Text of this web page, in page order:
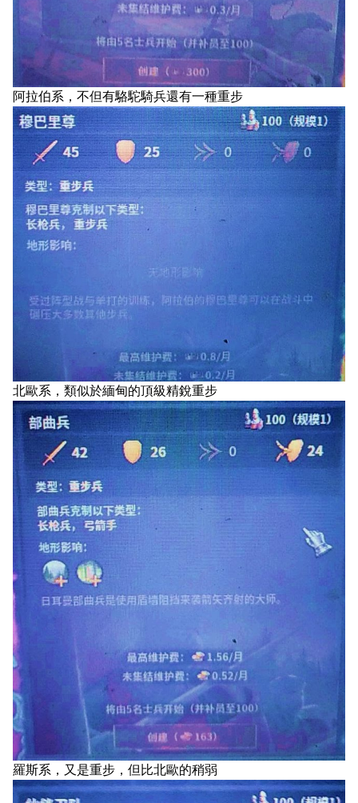
阿拉伯系，不但有駱駝騎兵還有一種重步
北歐系，類似於緬甸的頂級精銳重步
羅斯系，又是重步，但比北歐的稍弱